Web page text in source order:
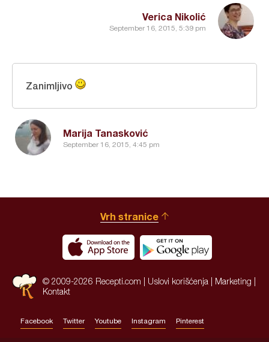
Verica Nikolić
September 16, 2015, 5:39 pm
Marija Tanasković
September 16, 2015, 4:45 pm
Zanimljivo
Vrh stranice
© 2009-2026 Recepti.com | Uslovi korišćenja Marketing
Kontakt
Facebook Twitter Youtube Instagram Pinterest